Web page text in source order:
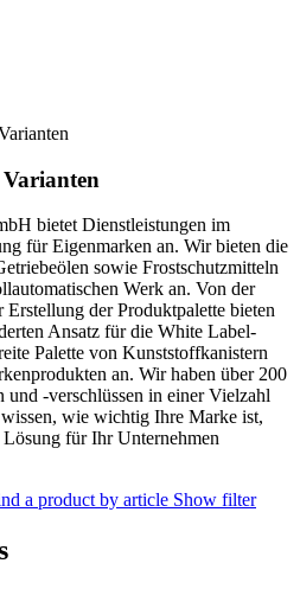
bietet Dienstleistungen im
für Eigenmarken an. Wir bieten die
sowie Frostschutzmitteln
Werk an. Von der
Erstellung der Produktpalette bieten
Ansatz für die White Label-
Palette von Kunststoffkanistern
an. Wir haben über 200
-verschlüssen in einer Vielzahl
wie wichtig Ihre Marke ist,
für Ihr Unternehmen
a product by article Show filter